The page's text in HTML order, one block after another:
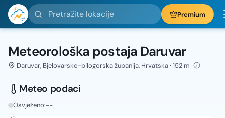
Pretražite lokacije Premium
Meteorološka postaja Daruvar
Daruvar, Bjelovarsko-bilogorska županija, Hrvatska · 152 m
Meteo podaci
Osvježeno:--